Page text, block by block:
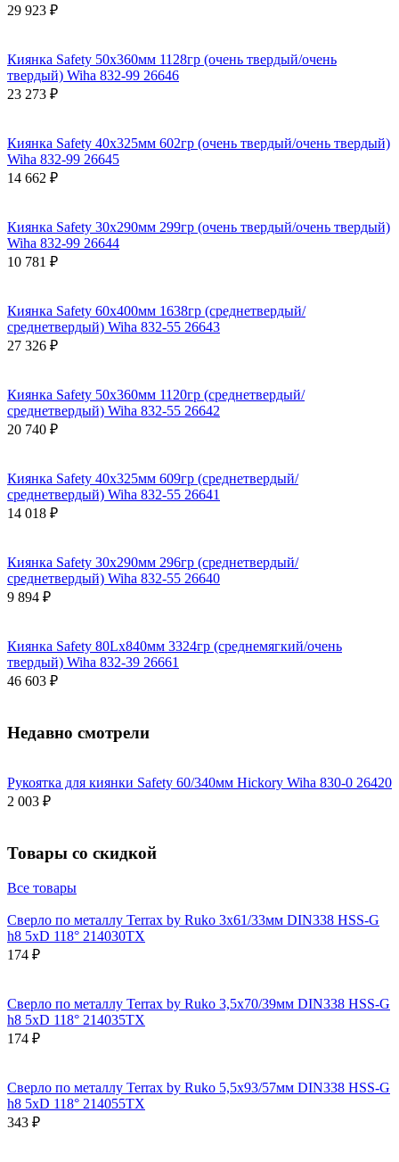
29 923 ₽
Киянка Safety 50х360мм 1128гр (очень твердый/очень
твердый) Wiha 832-99 26646
23 273 ₽
Киянка Safety 40х325мм 602гр (очень твердый/очень твердый)
Wiha 832-99 26645
14 662 ₽
Киянка Safety 30х290мм 299гр (очень твердый/очень твердый)
Wiha 832-99 26644
10 781 ₽
Киянка Safety 60х400мм 1638гр (среднетвердый/
среднетвердый) Wiha 832-55 26643
27 326 ₽
Киянка Safety 50х360мм 1120гр (среднетвердый/
среднетвердый) Wiha 832-55 26642
20 740 ₽
Киянка Safety 40х325мм 609гр (среднетвердый/
среднетвердый) Wiha 832-55 26641
14 018 ₽
Киянка Safety 30х290мм 296гр (среднетвердый/
среднетвердый) Wiha 832-55 26640
9 894 ₽
Киянка Safety 80Lх840мм 3324гр (среднемягкий/очень
твердый) Wiha 832-39 26661
46 603 ₽
Недавно смотрели
Рукоятка для киянки Safety 60/340мм Hickory Wiha 830-0 26420
2 003 ₽
Товары со скидкой
Все товары
Сверло по металлу Terrax by Ruko 3x61/33мм DIN338 HSS-G
h8 5xD 118° 214030TX
174 ₽
Сверло по металлу Terrax by Ruko 3,5x70/39мм DIN338 HSS-G
h8 5xD 118° 214035TX
174 ₽
Сверло по металлу Terrax by Ruko 5,5x93/57мм DIN338 HSS-G
h8 5xD 118° 214055TX
343 ₽